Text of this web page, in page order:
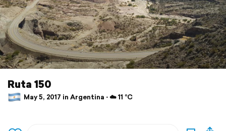
Ruta 150
May 5, 2017 in Argentina ⋅ ☁️ 11 °C